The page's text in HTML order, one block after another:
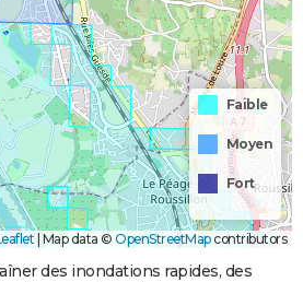
Faible
Moyen
Fort
| Map data © OpenStreetMapcontributors
des inondations rapides, des